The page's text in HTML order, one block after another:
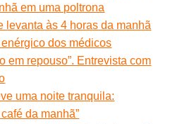
em uma poltrona
levanta às 4 horas da manhã
dos médicos
em repouso”. Entrevista com
uma noite tranquila:
da manhã”